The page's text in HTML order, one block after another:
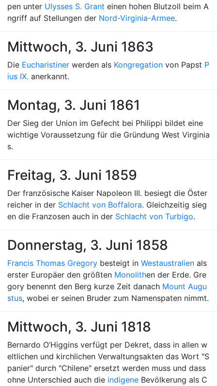
pen unter Ulysses S. Grant einen hohen Blutzoll beim A
ngriff auf Stellungen der Nord-Virginia-Armee.
Mittwoch, 3. Juni 1863
Die Eucharistiner werden als Kongregation von Papst P
ius IX. anerkannt.
Montag, 3. Juni 1861
Der Sieg der Union im Gefecht bei Philippi bildet eine
wichtige Voraussetzung für die Gründung West Virginia
s.
Freitag, 3. Juni 1859
Der französische Kaiser Napoleon III. besiegt die Öster
reicher in der Schlacht von Boffalora. Gleichzeitig sieg
en die Franzosen auch in der Schlacht von Turbigo.
Donnerstag, 3. Juni 1858
Francis Thomas Gregory besteigt in Westaustralien als
erster Europäer den größten Monolithen der Erde. Gre
gory benennt den Berg kurze Zeit danach Mount Augu
stus, wobei er seinen Bruder zum Namenspaten nimmt.
Mittwoch, 3. Juni 1818
Bernardo O’Higgins verfügt per Dekret, dass in allen w
eltlichen und kirchlichen Verwaltungsakten das Wort "S
panier" durch "Chilene" ersetzt werden muss und dass
ohne Unterschied auch die indigene Bevölkerung als C